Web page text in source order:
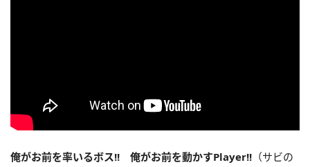
俺がお前を率いるボス!! 俺がお前を動かすPlayer!! （サビの